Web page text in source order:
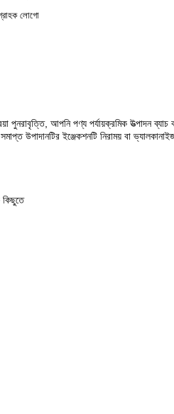
লোগো
পুনরাবৃত্তি, আপনি পণ্য পর্যায়ক্রমিক উত্পাদন ব্যাচ
উপাদানটির ইঞ্জেকশনটি নিরাময় বা
কিছুতে